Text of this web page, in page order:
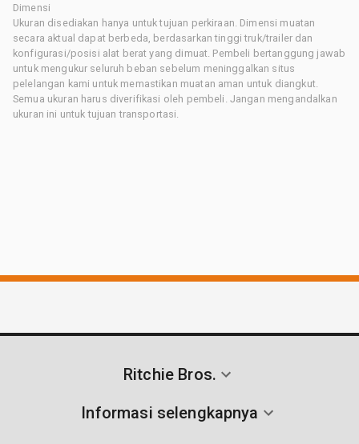
Dimensi
Ukuran disediakan hanya untuk tujuan perkiraan. Dimensi muatan
secara aktual dapat berbeda, berdasarkan tinggi truk/trailer dan
konfigurasi/posisi alat berat yang dimuat. Pembeli bertanggung jawab
untuk mengukur seluruh beban sebelum meninggalkan situs
pelelangan kami untuk memastikan muatan aman untuk diangkut.
Semua ukuran harus diverifikasi oleh pembeli. Jangan mengandalkan
ukuran ini untuk tujuan transportasi.
Ritchie Bros.
Informasi selengkapnya